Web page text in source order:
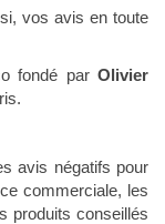
vos avis en toute
fondé par Olivier
avis négatifs pour
commerciale, les
produits conseillés